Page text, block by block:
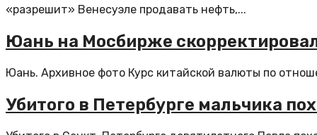
«разрешит» Венесуэле продавать нефть,...
Юань на Мосбирже
Юань. Архивное фото Курс китайской валюты по
Убитого в Петербурге мальчика